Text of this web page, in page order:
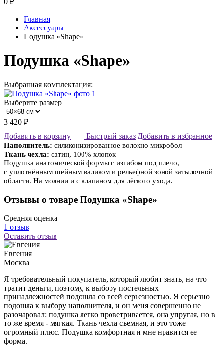
0 ₽
Главная
Аксессуары
Подушка «Shape»
Подушка «Shape»
Выбранная комплектация:
Выберите размер
3 420 ₽
Добавить в корзину
Быстрый заказ Добавить в избранное
Наполнитель: силиконизированное волокно микробол
Ткань чехла: сатин, 100% хлопок
Подушка анатомической формы с изгибом под плечо,
с уплотнённым шейным валиком и рельефной зоной затылочной
области. На молнии и с клапаном для лёгкого ухода.
Отзывы о товаре Подушка «Shape»
Средняя оценка
1 отзыв
Оставить отзыв
Евгения
Москва
Я требовательный покупатель, который любит знать, на что
тратит деньги, поэтому, к выбору постельных
принадлежностей подошла со всей серьезностью. Я серьезно
подошла к выбору наполнителя, и он меня совершенно не
разочаровал: подушка легко проветривается, она упругая, но в
то же время - мягкая. Ткань чехла съемная, и это тоже
огромный плюс. Подушка комфортная и мне нравится ее
форма.